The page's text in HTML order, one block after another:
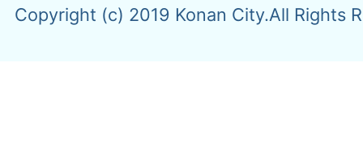
Copyright (c) 2019 Konan City.All Rights